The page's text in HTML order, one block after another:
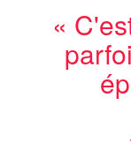
Rom Montalban
formes
dessin, des films
fusain et du
l’atmosphère
«